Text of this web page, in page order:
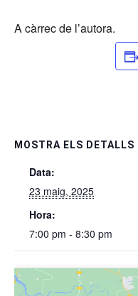
A càrrec de l’autora.
MOSTRA ELS DETALLS
Data:
23 maig, 2025
Hora:
7:00 pm - 8:30 pm